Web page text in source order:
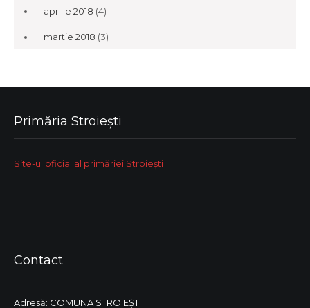
aprilie 2018 (4)
martie 2018 (3)
Primăria Stroiești
Site-ul oficial al primăriei Stroiești
Contact
Adresă: COMUNA STROIEŞTI